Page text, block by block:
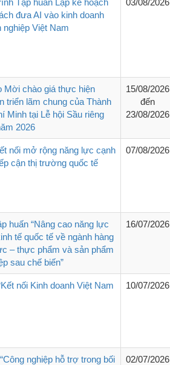
Tập huấn Lập kế hoạch
đưa AI vào kinh doanh
nghiệp Việt Nam
03/08/2026
Mời chào giá thực hiện
triển lãm chung của Thành
Minh tại Lễ hội Sầu riêng
2026
15/08/2026
đến
23/08/2026
nối mở rộng năng lực cạnh
cận thị trường quốc tế
07/08/2026
huấn “Nâng cao năng lực
tế quốc tế về ngành hàng
– thực phẩm và sản phẩm
sau chế biến”
16/07/2026
nối Kinh doanh Việt Nam
10/07/2026
nghiệp hỗ trợ trong bối
02/07/2026